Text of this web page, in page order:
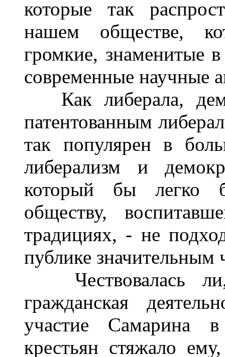
которые так
нашем обществе,
громкие, знаменитые
современные научные
Как либерала,
патентованным
так популярен в
либерализм и
который бы легко
обществу,
традициях, - не
публике
Чествовалась ли,
гражданская
участие Самарина
крестьян стяжало